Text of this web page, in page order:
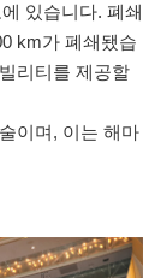
있습니다. 폐쇄
km가 폐쇄됐습
리티를 제공할
이며, 이는 해마